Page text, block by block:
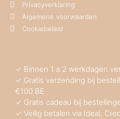
Privacyverklaring
Algemene voorwaarden
Cookiebeleid
✓ Binnen 1 a 2 werkdagen
✓ Gratis verzending bij
€100 BE
✓ Gratis cadeau bij
✓ Veilig betalen via Ideal,